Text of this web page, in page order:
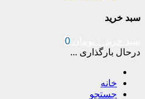
سبد خرید
0
درحال بارگذاری ...
خانه
جستجو